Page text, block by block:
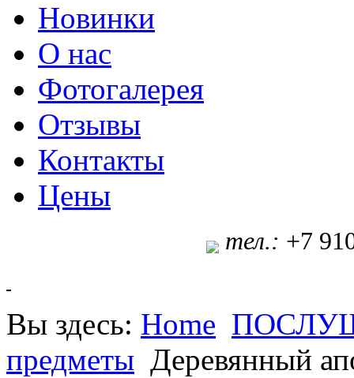
Новинки
О нас
Фотогалерея
Отзывы
Контакты
Цены
тел.: +7
Вы здесь: Home
предметы Деревянный